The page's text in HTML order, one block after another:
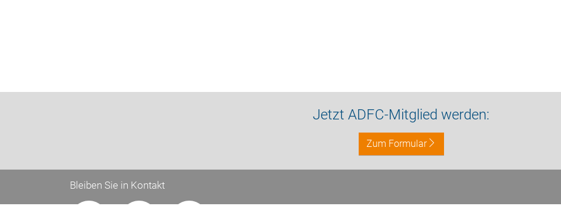
Jetzt ADFC-Mitglied werden:
Zum Formular
Bleiben Sie in Kontakt